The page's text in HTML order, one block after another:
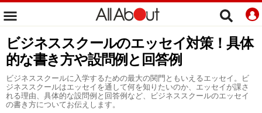
ビジネススクールのエッセイ対策！具体
的な書き方や設問例と回答例
ビジネススクールに入学するための最大の関門ともいえるエッセイ。ビ
ジネススクールはエッセイを通して何を知りたいのか、エッセイが課さ
れる理由、具体的な設問例と回答例など、ビジネススクールのエッセイ
の書き方についてお伝えします。